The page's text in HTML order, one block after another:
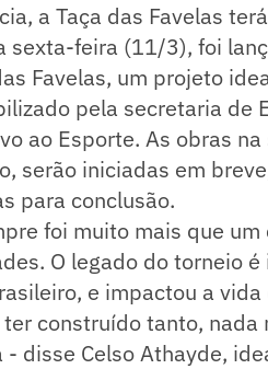
a Taça das Favelas
sexta-feira (11/3), foi
Favelas, um projeto
pela secretaria de
ao Esporte. As obras
serão iniciadas em
para conclusão.
foi muito mais que
O legado do torneio
e impactou a
construído tanto,
disse Celso Athayde,